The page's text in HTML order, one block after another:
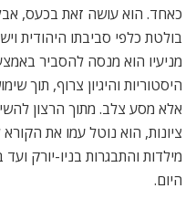
כאחד. הוא עושה זאת בכעס,
בולטת כלפי סביבתו היהודית
מניעיו הוא מנסה להסביר
היסטוריות והיגיון צרוף, תוך
אלא מסע צלב. מתוך הרצון
ציונות, הוא נוטל עמו את הקורא
מילדות והתבגרות בניו-יורק
היום.